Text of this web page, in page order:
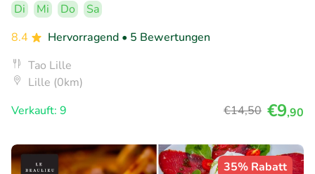
Di Mi Do
Sa
8.4
Hervorragend • 5 Bewertungen
Tao Lille
Lille (0km)
Verkauft: 9
€14,50 €9,90
35% Rabatt